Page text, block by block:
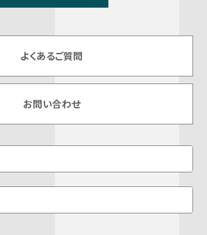
よくあるご質問
お問い合わせ